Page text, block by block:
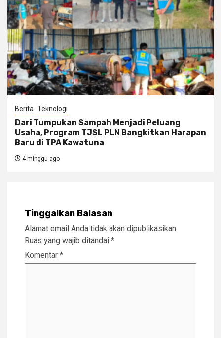
Berita Teknologi
Dari Tumpukan Sampah Menjadi Peluang
Usaha, Program TJSL PLN Bangkitkan Harapan
Baru di TPA Kawatuna
4 minggu ago
Tinggalkan Balasan
Alamat email Anda tidak akan dipublikasikan.
Ruas yang wajib ditandai *
Komentar *